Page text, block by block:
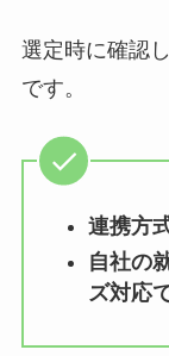
選定時に確認
です。
連携方
自社の
ズ対応